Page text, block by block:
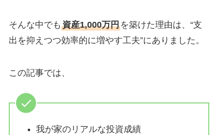
そんな中でも 資産1,000万円を築けた理由は、“支
出を抑えつつ効率的に増やす工夫”にありました。
この記事では、
我が家のリアルな投資成績